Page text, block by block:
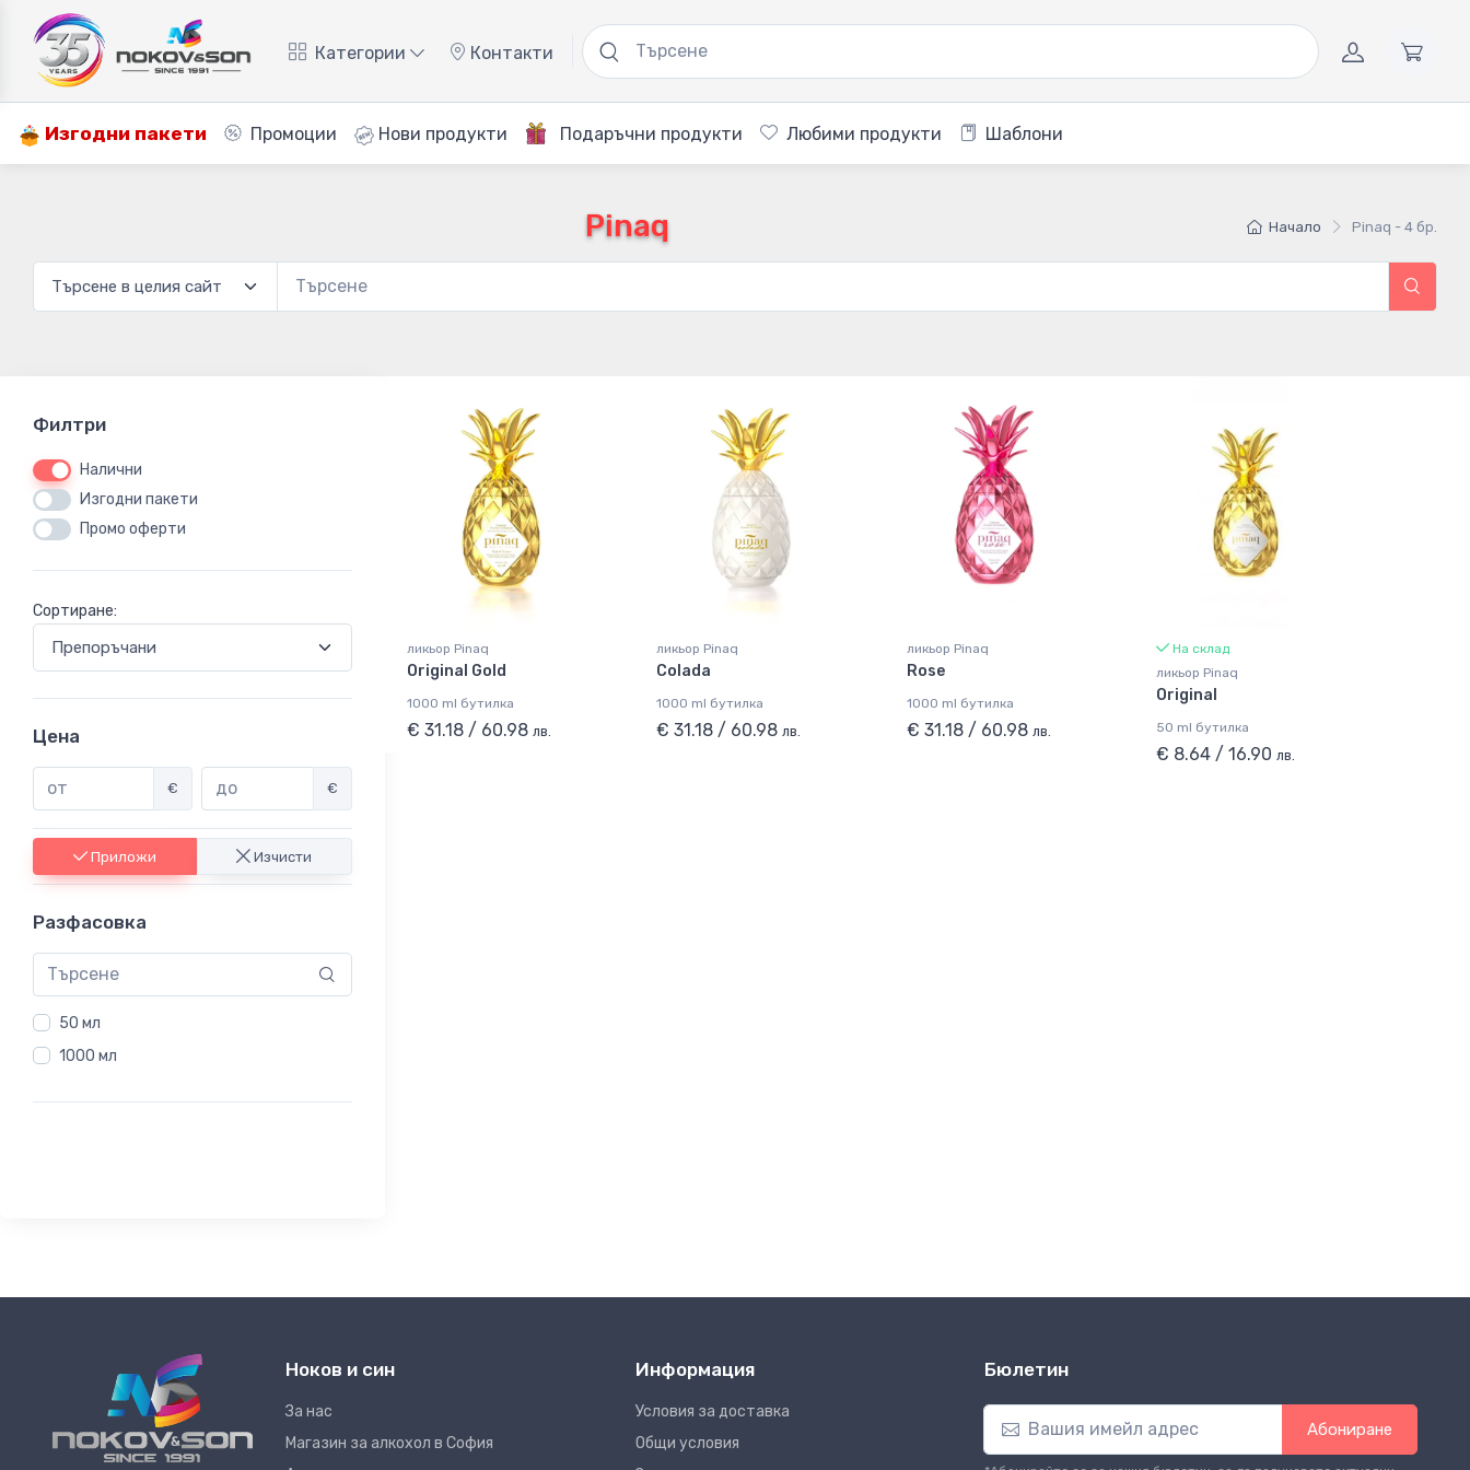
Категории Контакти
Изгодни пакети Промоции Нови продукти Подаръчни продукти Любими продукти Шаблони
Pinaq Начало Pinaq - 4 бр.
Филтри
Налични
Изгодни пакети
Промо оферти
Сортиране:
Цена
€ €
Приложи Изчисти
Разфасовка
50 мл
1000 мл
ликьор Pinaq
Original Gold
1000 ml бутилка
€ 31.18 / 60.98 лв.
ликьор Pinaq
Colada
1000 ml бутилка
€ 31.18 / 60.98 лв.
ликьор Pinaq
Rose
1000 ml бутилка
€ 31.18 / 60.98 лв.
На склад
ликьор Pinaq
Original
50 ml бутилка
€ 8.64 / 16.90 лв.
Ноков и син
За нас
Магазин за алкохол в София
Информация
Условия за доставка
Общи условия
Бюлетин
Абониране